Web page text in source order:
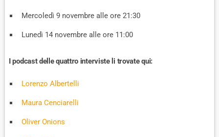
Mercoledì 9 novembre alle ore 21:30
Lunedì 14 novembre alle ore 11:00
I podcast delle quattro interviste li trovate qui:
Lorenzo Albertelli
Maura Cenciarelli
Oliver Onions